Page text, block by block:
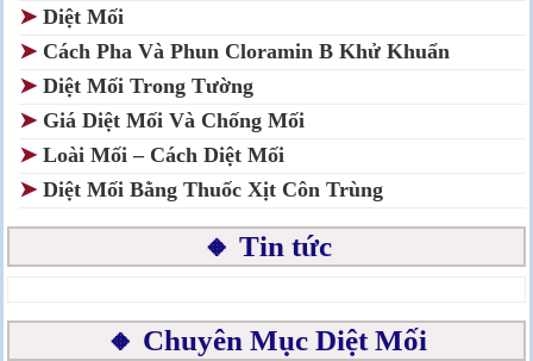
➤ Diệt Mối
➤ Cách Pha Và Phun Cloramin B Khử Khuẩn
➤ Diệt Mối Trong Tường
➤ Giá Diệt Mối Và Chống Mối
➤ Loài Mối – Cách Diệt Mối
➤ Diệt Mối Bằng Thuốc Xịt Côn Trùng
🔸 Tin tức
🔸 Chuyên Mục Diệt Mối